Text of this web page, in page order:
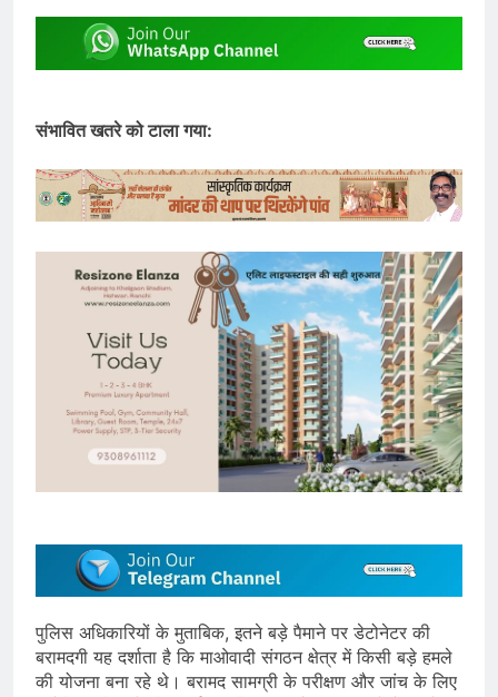
संभावित खतरे को टाला गया:
पुलिस अधिकारियों के मुताबिक, इतने बड़े पैमाने पर डेटोनेटर की
बरामदगी यह दर्शाता है कि माओवादी संगठन क्षेत्र में किसी बड़े हमले
की योजना बना रहे थे। बरामद सामग्री के परीक्षण और जांच के लिए